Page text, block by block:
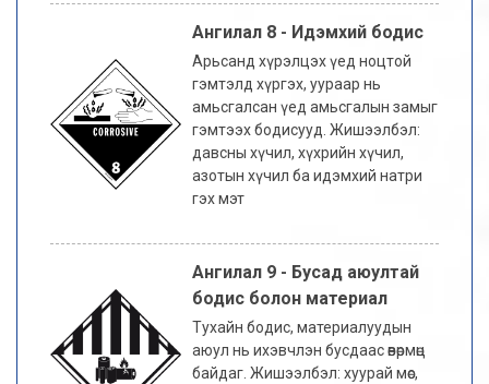
Ангилал 8 - Идэмхий бодис
Арьсанд хүрэлцэх үед ноцтой
гэмтэлд хүргэх, уураар нь
амьсгалсан үед амьсгалын замыг
гэмтээх бодисууд. Жишээлбэл:
давсны хүчил, хүхрийн хүчил,
азотын хүчил ба идэмхий натри
гэх мэт
Ангилал 9 - Бусад аюултай
бодис болон материал
Тухайн бодис, материалуудын
аюул нь ихэвчлэн бусдаас өвөрмөц
байдаг. Жишээлбэл: хуурай мөс,